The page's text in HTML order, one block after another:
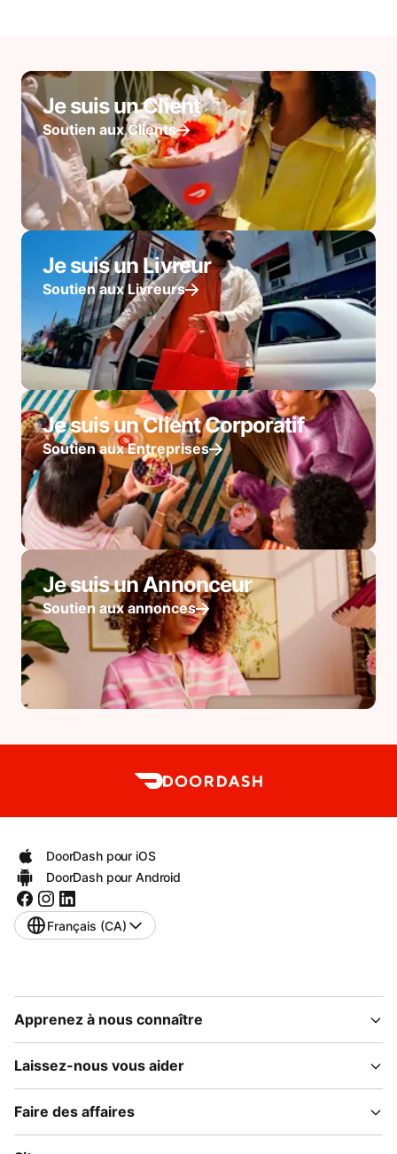
Je suis un Client
Soutien aux Clients
Je suis un Livreur
Soutien aux Livreurs
Je suis un Client Corporatif
Soutien aux Entreprises
Je suis un Annonceur
Soutien aux annonces
DoorDash pour iOS
DoorDash pour Android
Français (CA)
Apprenez à nous connaître
Laissez-nous vous aider
Faire des affaires